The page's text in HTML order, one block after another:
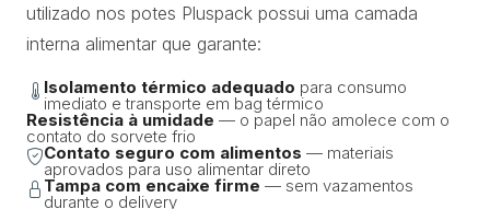
utilizado nos potes Pluspack possui uma camada
interna alimentar que garante:
Isolamento térmico adequado para consumo
imediato e transporte em bag térmico
Resistência à umidade — o papel não amolece com o
contato do sorvete frio
Contato seguro com alimentos — materiais
aprovados para uso alimentar direto
Tampa com encaixe firme — sem vazamentos
durante o delivery